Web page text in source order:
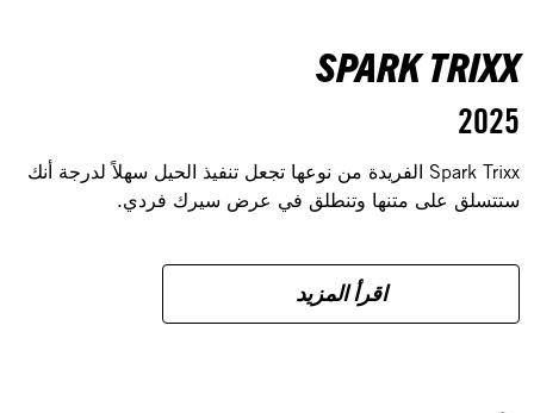
SPARK TRIXX
2025
Spark Trixx الفريدة من نوعها تجعل تنفيذ الحيل سهلاً لدرجة أنك
ستتسلق على متنها وتنطلق في عرض سيرك فردي.
اقرأ المزيد